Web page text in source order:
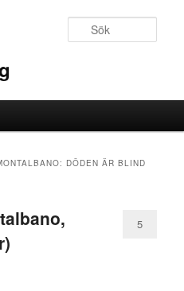
DÖDEN ÄR BLIND
5